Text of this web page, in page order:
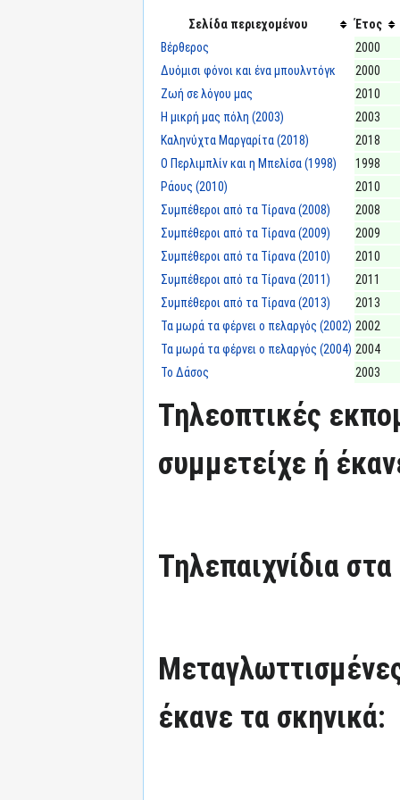
Σελίδα περιεχομένου
Έτος
Βέρθερος
2000
Δυόμισι φόνοι και ένα μπουλντόγκ
2000
Ζωή σε λόγου μας
2010
Η μικρή μας πόλη (2003)
2003
Καληνύχτα Μαργαρίτα (2018)
2018
Ο Περλιμπλίν και η Μπελίσα (1998)
1998
Ράους (2010)
2010
Συμπέθεροι από τα Τίρανα (2008)
2008
Συμπέθεροι από τα Τίρανα (2009)
2009
Συμπέθεροι από τα Τίρανα (2010)
2010
Συμπέθεροι από τα Τίρανα (2011)
2011
Συμπέθεροι από τα Τίρανα (2013)
2013
Τα μωρά τα φέρνει ο πελαργός (2002) 2002
Τα μωρά τα φέρνει ο πελαργός (2004) 2004
Το Δάσος
2003
Τηλεοπτικές
συμμετείχε ή
Τηλεπαιχνίδια
έκανε τα σκηνικά: